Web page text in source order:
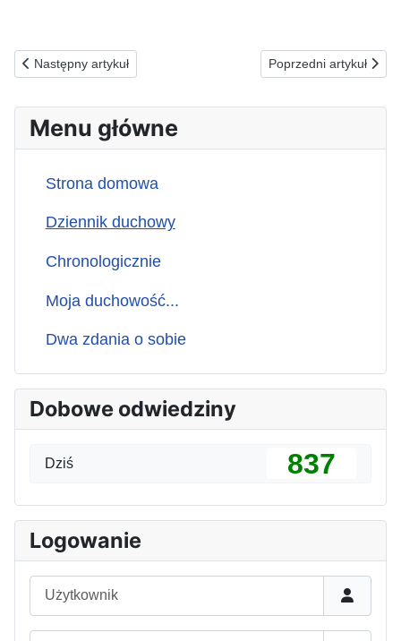
Poprzednia strona: 21.12.1992(p) DZIEŃ WOŁANIA O POKÓJ...
Następny artykuł Następna strona:
Poprzedni artykuł
Menu główne
Strona domowa
Dziennik duchowy
Chronologicznie
Moja duchowość...
Dwa zdania o sobie
Dobowe odwiedziny
Dziś 837
Logowanie